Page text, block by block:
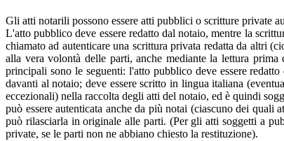
Gli atti notarili possono essere atti pubblici o scritture private
L'atto pubblico deve essere redatto dal notaio, mentre la
chiamato ad autenticare una scrittura privata redatta da altri
alla vera volontà delle parti, anche mediante la lettura
principali sono le seguenti: l'atto pubblico deve essere
davanti al notaio; deve essere scritto in lingua italiana
eccezionali) nella raccolta degli atti del notaio, ed è quindi
può essere autenticata anche da più notai (ciascuno dei
può rilasciarla in originale alle parti. (Per gli atti soggetti a
private, se le parti non ne abbiano chiesto la restituzione).